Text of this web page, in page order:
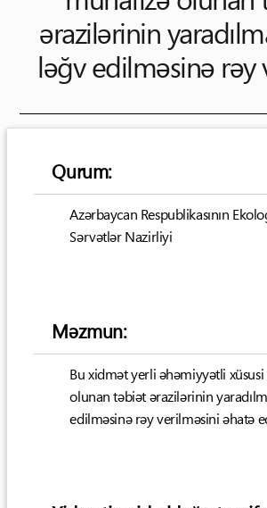
ərazilərinin
ləğv edilməsinə rəy
Qurum:
Azərbaycan Respublikasının
Sərvətlər Nazirliyi
Məzmun:
Bu xidmət yerli əhəmiyyətli
olunan təbiət ərazilərinin
edilməsinə rəy verilməsini əhatə